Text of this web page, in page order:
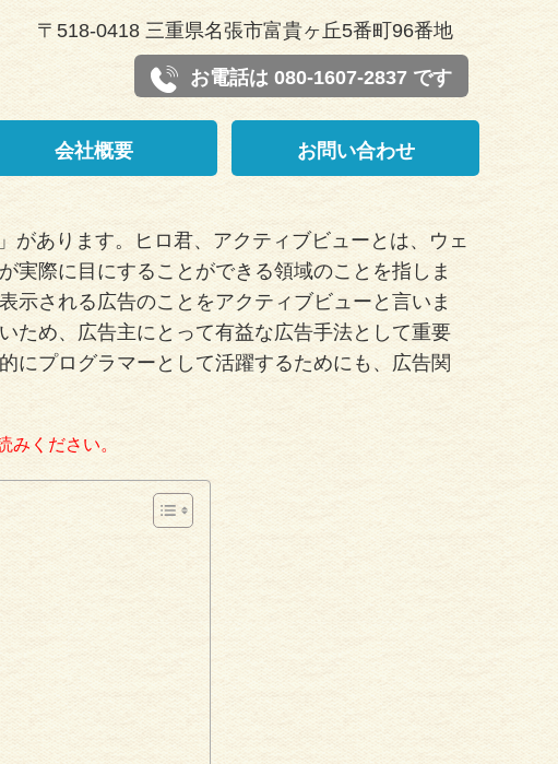
〒518-0418 三重県名張市富貴ヶ丘5番町96番地
お電話は 080-1607-2837 です
会社概要 お問い合わせ
があります。ヒロ君、アクティブビューとは、ウェ
実際に目にすることができる領域のことを指しま
示される広告のことをアクティブビューと言いま
ため、広告主にとって有益な広告手法として重要
にプログラマーとして活躍するためにも、広告関
ください。